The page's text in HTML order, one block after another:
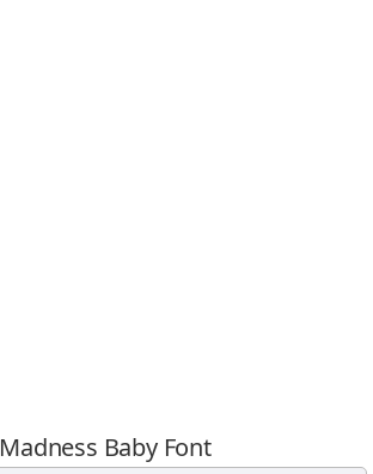
Madness Baby Font